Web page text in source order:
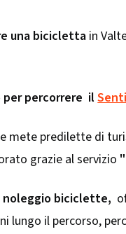
una biciclettain
per percorrere il
mete predilette di
grazie al servizio
noleggio biciclette,
lungo il percorso,